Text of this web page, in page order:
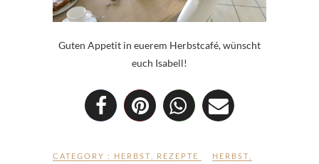
Guten Appetit in euerem Herbstcafé, wünscht
euch Isabell!
CATEGORY : HERBST REZEPTE HERBST